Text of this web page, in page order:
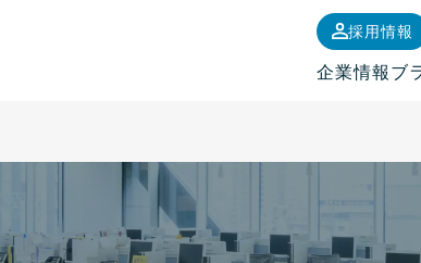
採用情報
企業情報 ブ